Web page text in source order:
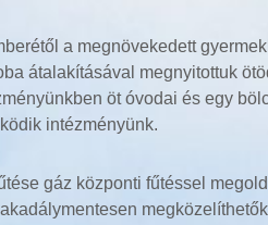
a megnövekedett
átalakításával megnyitottuk
öt óvodai és egy
intézményünk.
gáz központi fűtéssel